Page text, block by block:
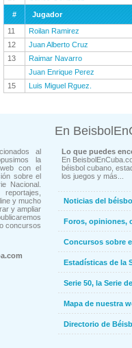
#
Jugador
11
Roilan Ramirez
12
Juan Alberto Cruz
13
Raimar Navarro
Juan Enrique Perez
15
Luis Miguel Rguez.
al
la
con el
sobre el
Nacional.
y mucho
y ampliar
concursos
En
Lo que puedes
En
béisbol cubano,
los juegos y más...
Noticias del
Foros, opiniones,
Concursos sobre
Estadísticas de la
Serie 50, la Serie
Mapa de nuestra
Directorio de